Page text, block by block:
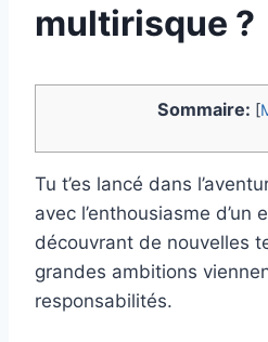
multirisque ?
Sommaire: [
Tu t’es lancé dans
avec l’enthousiasme d’un
découvrant de nouvelles
grandes ambitions
responsabilités.